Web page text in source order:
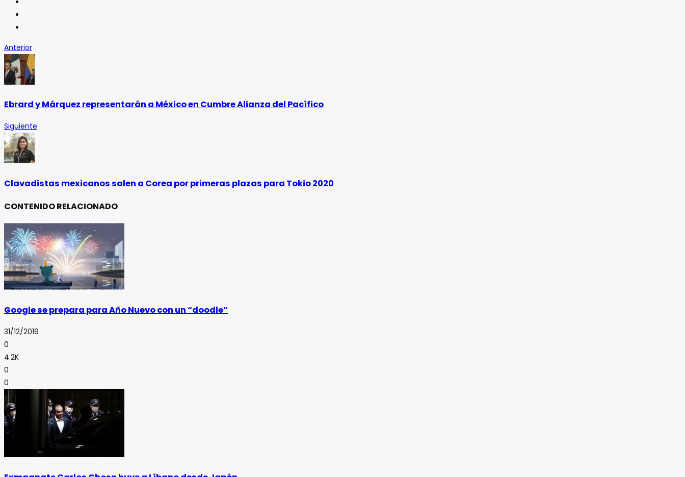
Anterior
Ebrard y Márquez representarán a México en Cumbre Alianza del Pacífico
Siguiente
Clavadistas mexicanos salen a Corea por primeras plazas para Tokio 2020
CONTENIDO RELACIONADO
Google se prepara para Año Nuevo con un “doodle”
31/12/2019
0
4.2K
0
0